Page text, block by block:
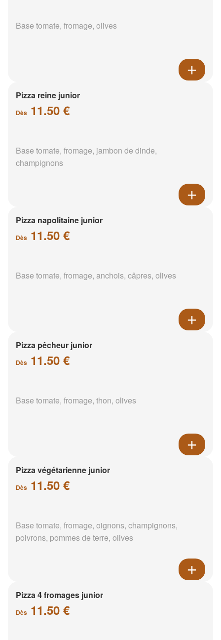
Base tomate, fromage, olives
Pizza reine junior
Dès 11.50 €
Base tomate, fromage, jambon de dinde,
champignons
Pizza napolitaine junior
Dès 11.50 €
Base tomate, fromage, anchois, câpres, olives
Pizza pêcheur junior
Dès 11.50 €
Base tomate, fromage, thon, olives
Pizza végétarienne junior
Dès 11.50 €
Base tomate, fromage, oignons, champignons,
poivrons, pommes de terre, olives
Pizza 4 fromages junior
Dès 11.50 €